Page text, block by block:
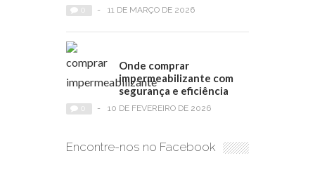
- 11 DE MARÇO DE 2026
Onde comprar
impermeabilizante com
segurança e eficiência
- 10 DE FEVEREIRO DE 2026
Encontre-nos no Facebook